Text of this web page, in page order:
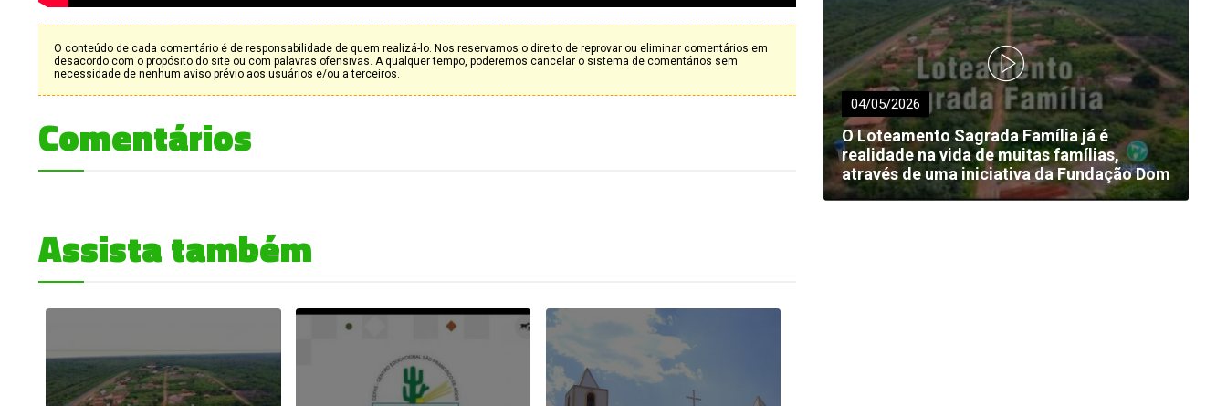
O conteúdo de cada comentário é de responsabilidade de quem realizá-lo. Nos reservamos o direito de reprovar ou eliminar comentários em
desacordo com o propósito do site ou com palavras ofensivas. A qualquer tempo, poderemos cancelar o sistema de comentários sem
necessidade de nenhum aviso prévio aos usuários e/ou a terceiros.
Comentários
Assista também
04/05/2026
O Loteamento Sagrada Família já é
realidade na vida de muitas famílias,
através de uma iniciativa da Fundação Dom
Edilberto Dinkelborg.